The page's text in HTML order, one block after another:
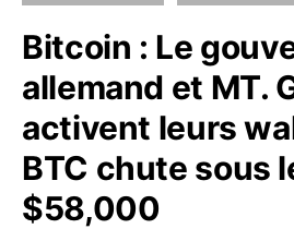
Bitcoin : Le
allemand et MT.
activent leurs
BTC chute sous
$58,000